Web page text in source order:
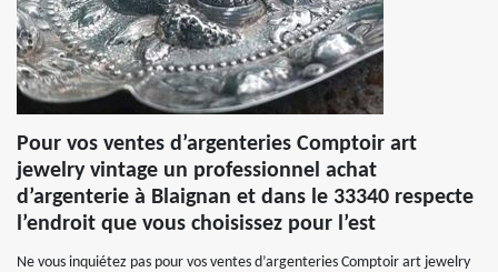
Pour vos ventes d’argenteries Comptoir art
jewelry vintage un professionnel achat
d’argenterie à Blaignan et dans le 33340 respecte
l’endroit que vous choisissez pour l’est
Ne vous inquiétez pas pour vos ventes d’argenteries Comptoir art jewelry